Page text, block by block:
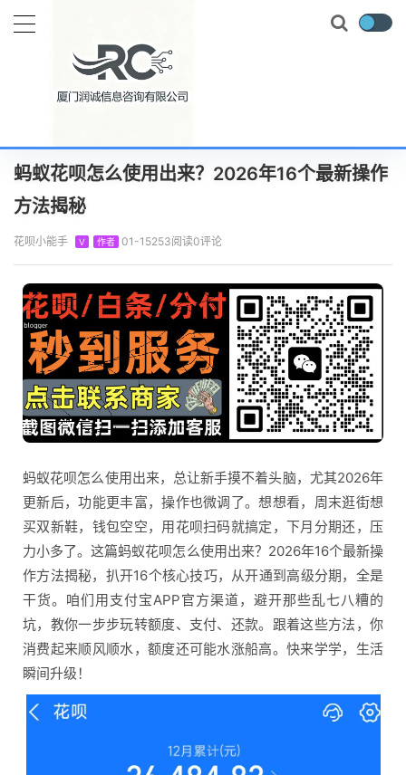
当前位置： 首页 知识百科
蚂蚁花呗怎么使用出来？2026年16个最新操作
方法揭秘
花呗小能手 V 作者 01-15253阅读0评论
蚂蚁花呗怎么使用出来，总让新手摸不着头脑，尤其2026年
更新后，功能更丰富，操作也微调了。想想看，周末逛街想
买双新鞋，钱包空空，用花呗扫码就搞定，下月分期还，压
力小多了。这篇蚂蚁花呗怎么使用出来？2026年16个最新操
作方法揭秘，扒开16个核心技巧，从开通到高级分期，全是
干货。咱们用支付宝APP官方渠道，避开那些乱七八糟的
坑，教你一步步玩转额度、支付、还款。跟着这些方法，你
消费起来顺风顺水，额度还可能水涨船高。快来学学，生活
瞬间升级！